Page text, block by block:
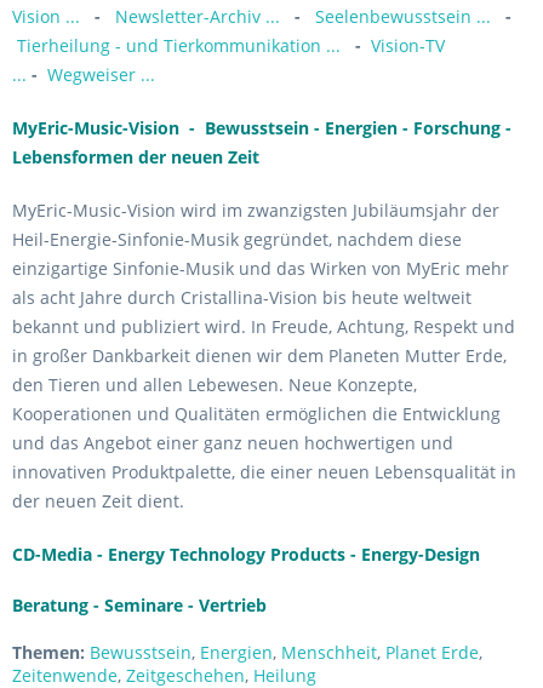
Vision ...
- Newsletter-Archiv ... - Seelenbewusstsein ...
-
Tierheilung - und Tierkommunikation ...
- Vision-TV
... - Wegweiser ...
MyEric-Music-Vision - Bewusstsein - Energien - Forschung -
Lebensformen der neuen Zeit
MyEric-Music-Vision wird im zwanzigsten Jubiläumsjahr der
Heil-Energie-Sinfonie-Musik gegründet, nachdem diese
einzigartige Sinfonie-Musik und das Wirken von MyEric mehr
als acht Jahre durch Cristallina-Vision bis heute weltweit
bekannt und publiziert wird. In Freude, Achtung, Respekt und
in großer Dankbarkeit dienen wir dem Planeten Mutter Erde,
den Tieren und allen Lebewesen. Neue Konzepte,
Kooperationen und Qualitäten ermöglichen die Entwicklung
und das Angebot einer ganz neuen hochwertigen und
innovativen Produktpalette, die einer neuen Lebensqualität in
der neuen Zeit dient.
CD-Media - Energy Technology Products - Energy-Design
Beratung - Seminare - Vertrieb
Themen: Bewusstsein, Energien, Menschheit, Planet Erde,
Zeitenwende, Zeitgeschehen, Heilung